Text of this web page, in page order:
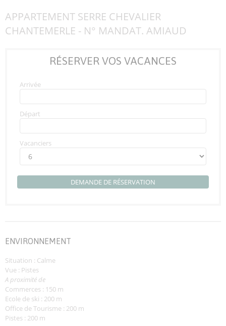
APPARTEMENT SERRE CHEVALIER
CHANTEMERLE - N° MANDAT. AMIAUD
RÉSERVER VOS VACANCES
Arrivée
Départ
Vacanciers
DEMANDE DE RÉSERVATION
ENVIRONNEMENT
Situation : Calme
Vue : Pistes
A proximité de
Commerces : 150 m
Ecole de ski : 200 m
Office de Tourisme : 200 m
Pistes : 200 m